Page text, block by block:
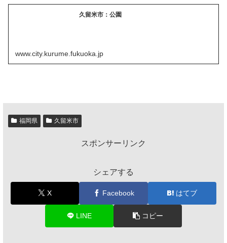
久留米市：公園
www.city.kurume.fukuoka.jp
福岡県 久留米市
スポンサーリンク
シェアする
X Facebook はてブ
LINE コピー